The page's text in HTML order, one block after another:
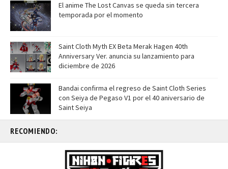
El anime The Lost Canvas se queda sin tercera
temporada por el momento
Saint Cloth Myth EX Beta Merak Hagen 40th
Anniversary Ver. anuncia su lanzamiento para
diciembre de 2026
Bandai confirma el regreso de Saint Cloth Series
con Seiya de Pegaso V1 por el 40 aniversario de
Saint Seiya
RECOMIENDO: